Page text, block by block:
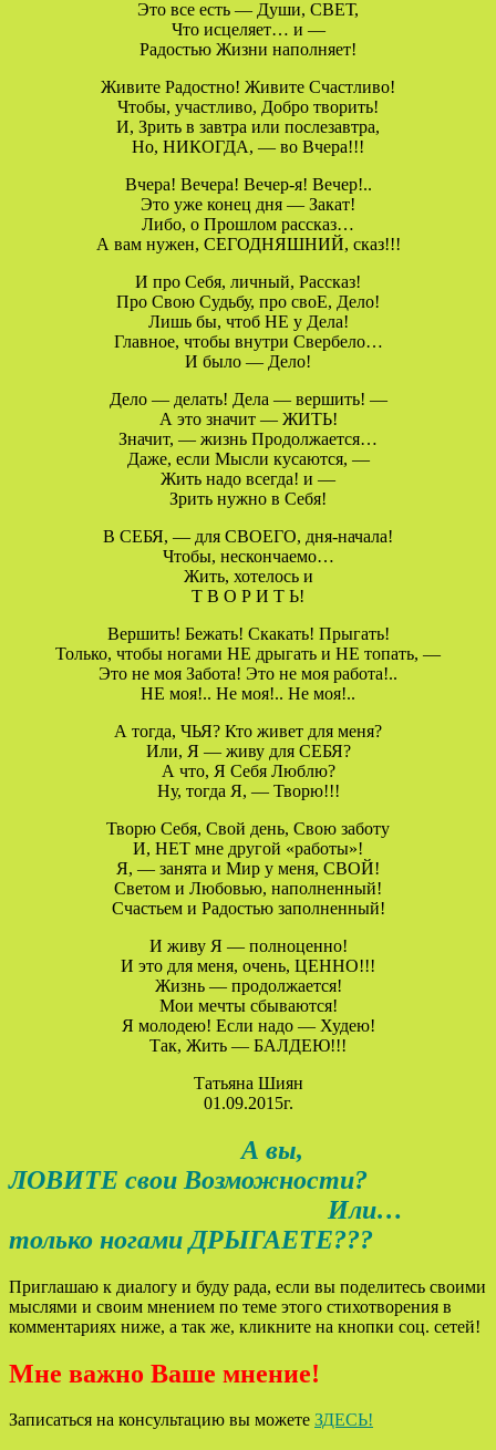
Это все есть — Души, СВЕТ,
Что исцеляет… и —
Радостью Жизни наполняет!
Живите Радостно! Живите Счастливо!
Чтобы, участливо, Добро творить!
И, Зрить в завтра или послезавтра,
Но, НИКОГДА, — во Вчера!!!
Вчера! Вечера! Вечер-я! Вечер!..
Это уже конец дня — Закат!
Либо, о Прошлом рассказ…
А вам нужен, СЕГОДНЯШНИЙ, сказ!!!
И про Себя, личный, Рассказ!
Про Свою Судьбу, про своЕ, Дело!
Лишь бы, чтоб НЕ у Дела!
Главное, чтобы внутри Свербело…
И было — Дело!
Дело — делать! Дела — вершить! —
А это значит — ЖИТЬ!
Значит, — жизнь Продолжается…
Даже, если Мысли кусаются, —
Жить надо всегда! и —
Зрить нужно в Себя!
В СЕБЯ, — для СВОЕГО, дня-начала!
Чтобы, нескончаемо…
Жить, хотелось и
Т В О Р И Т Ь!
Вершить! Бежать! Скакать! Прыгать!
Только, чтобы ногами НЕ дрыгать и НЕ топать, —
Это не моя Забота! Это не моя работа!..
НЕ моя!.. Не моя!.. Не моя!..
А тогда, ЧЬЯ? Кто живет для меня?
Или, Я — живу для СЕБЯ?
А что, Я Себя Люблю?
Ну, тогда Я, — Творю!!!
Творю Себя, Свой день, Свою заботу
И, НЕТ мне другой «работы»!
Я, — занята и Мир у меня, СВОЙ!
Светом и Любовью, наполненный!
Счастьем и Радостью заполненный!
И живу Я — полноценно!
И это для меня, очень, ЦЕННО!!!
Жизнь — продолжается!
Мои мечты сбываются!
Я молодею! Если надо — Худею!
Так, Жить — БАЛДЕЮ!!!
Татьяна Шиян
01.09.2015г.
А вы,
ЛОВИТЕ свои Возможности?
Или…
только ногами ДРЫГАЕТЕ???
Приглашаю к диалогу и буду рада, если вы поделитесь своими
мыслями и своим мнением по теме этого стихотворения в
комментариях ниже, а так же, кликните на кнопки соц. сетей!
Мне важно Ваше мнение!
Записаться на консультацию вы можете ЗДЕСЬ!